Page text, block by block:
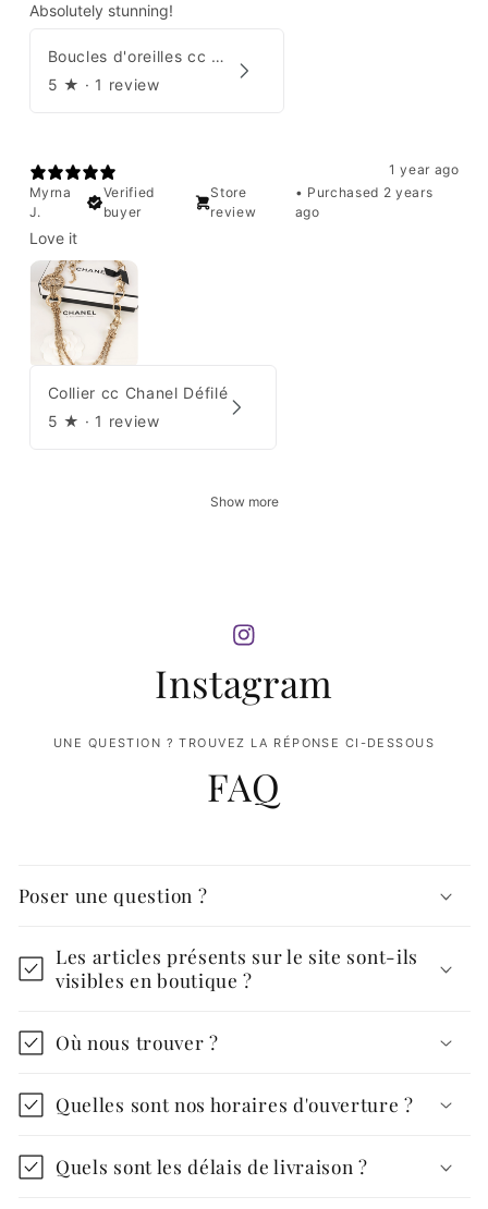
Absolutely stunning!
Boucles d'oreilles cc Chanel
5 ★ · 1 review
1 year ago
Myrna
J.
Verified
buyer
Store
review
• Purchased 2 years
ago
Love it
Collier cc Chanel Défilé
5 ★ · 1 review
Show more
Instagram
UNE QUESTION ? TROUVEZ LA RÉPONSE CI-DESSOUS
FAQ
Poser une question ?
Les articles présents sur le site sont-ils
visibles en boutique ?
Où nous trouver ?
Quelles sont nos horaires d'ouverture ?
Quels sont les délais de livraison ?